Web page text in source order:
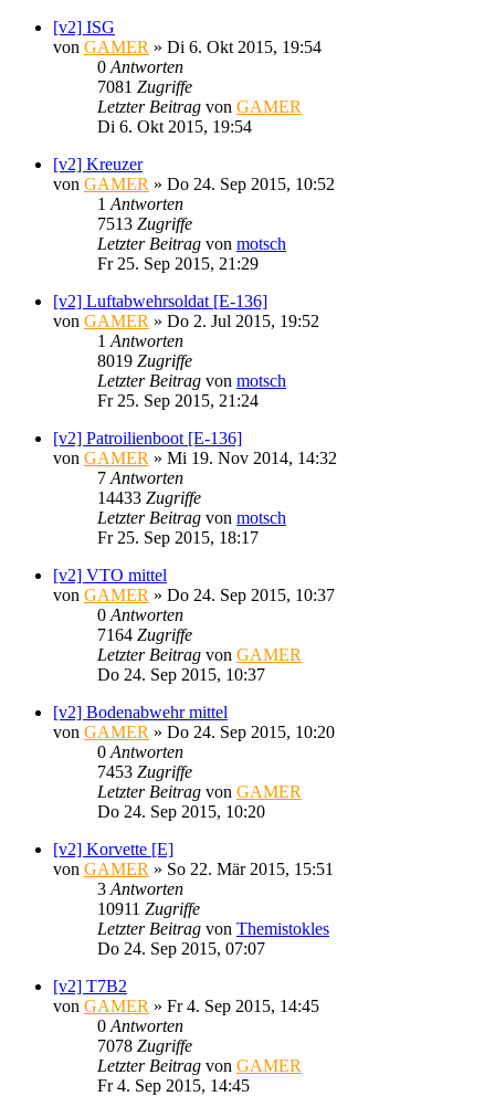
[v2] ISG
von GAMER » Di 6. Okt 2015, 19:54
0 Antworten
7081 Zugriffe
Letzter Beitrag von GAMER
Di 6. Okt 2015, 19:54
[v2] Kreuzer
von GAMER » Do 24. Sep 2015, 10:52
1 Antworten
7513 Zugriffe
Letzter Beitrag von motsch
Fr 25. Sep 2015, 21:29
[v2] Luftabwehrsoldat [E-136]
von GAMER » Do 2. Jul 2015, 19:52
1 Antworten
8019 Zugriffe
Letzter Beitrag von motsch
Fr 25. Sep 2015, 21:24
[v2] Patroilienboot [E-136]
von GAMER » Mi 19. Nov 2014, 14:32
7 Antworten
14433 Zugriffe
Letzter Beitrag von motsch
Fr 25. Sep 2015, 18:17
[v2] VTO mittel
von GAMER » Do 24. Sep 2015, 10:37
0 Antworten
7164 Zugriffe
Letzter Beitrag von GAMER
Do 24. Sep 2015, 10:37
[v2] Bodenabwehr mittel
von GAMER » Do 24. Sep 2015, 10:20
0 Antworten
7453 Zugriffe
Letzter Beitrag von GAMER
Do 24. Sep 2015, 10:20
[v2] Korvette [E]
von GAMER » So 22. Mär 2015, 15:51
3 Antworten
10911 Zugriffe
Letzter Beitrag von Themistokles
Do 24. Sep 2015, 07:07
[v2] T7B2
von GAMER » Fr 4. Sep 2015, 14:45
0 Antworten
7078 Zugriffe
Letzter Beitrag von GAMER
Fr 4. Sep 2015, 14:45